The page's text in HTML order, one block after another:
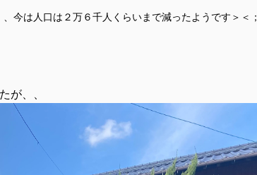
今は人口は２万６千人くらいまで減ったようです＞＜；
が、、